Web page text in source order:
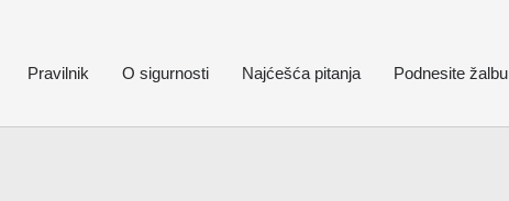
Pravilnik O sigurnosti Najćešća pitanja Podnesite žalbu